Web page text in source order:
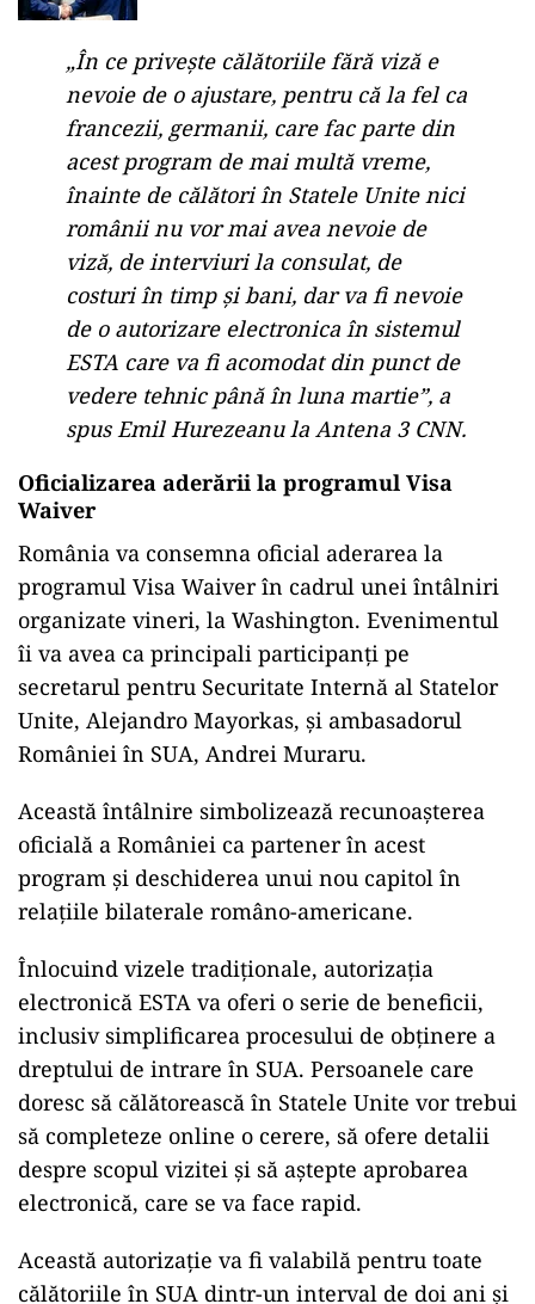
„În ce privește călătoriile fără viză e
nevoie de o ajustare, pentru că la fel ca
francezii, germanii, care fac parte din
acest program de mai multă vreme,
înainte de călători în Statele Unite nici
românii nu vor mai avea nevoie de
viză, de interviuri la consulat, de
costuri în timp și bani, dar va fi nevoie
de o autorizare electronica în sistemul
ESTA care va fi acomodat din punct de
vedere tehnic până în luna martie”, a
spus Emil Hurezeanu la Antena 3 CNN.
Oficializarea aderării la programul Visa
Waiver
România va consemna oficial aderarea la
programul Visa Waiver în cadrul unei întâlniri
organizate vineri, la Washington. Evenimentul
îi va avea ca principali participanți pe
secretarul pentru Securitate Internă al Statelor
Unite, Alejandro Mayorkas, și ambasadorul
României în SUA, Andrei Muraru.
Această întâlnire simbolizează recunoașterea
oficială a României ca partener în acest
program și deschiderea unui nou capitol în
relațiile bilaterale româno-americane.
Înlocuind vizele tradiționale, autorizația
electronică ESTA va oferi o serie de beneficii,
inclusiv simplificarea procesului de obținere a
dreptului de intrare în SUA. Persoanele care
doresc să călătorească în Statele Unite vor trebui
să completeze online o cerere, să ofere detalii
despre scopul vizitei și să aștepte aprobarea
electronică, care se va face rapid.
Această autorizație va fi valabilă pentru toate
călătoriile în SUA dintr-un interval de doi ani și